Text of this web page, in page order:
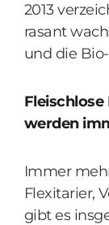
2013
rasant
und die
werden
Immer
Flexitarier,
gibt es